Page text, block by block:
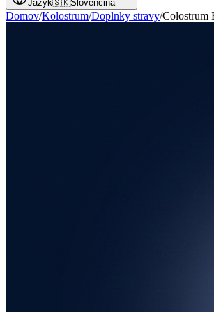
Jazyk🇸🇰Slovenčina
Domov/Kolostrum/Doplnky stravy/Colostrum